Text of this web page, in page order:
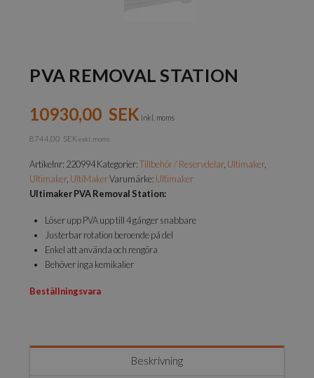
PVA REMOVAL STATION
10930,00 SEK inkl. moms
8744,00 SEK exkl. moms
Artikelnr: 220994Kategorier:Tillbehör / Reservdelar, Ultimaker,
Ultimaker, UltiMakerVarumärke: Ultimaker
Ultimaker PVA Removal Station:
Löser upp PVA upp till 4 gånger snabbare
Justerbar rotation beroende på del
Enkel att använda och rengöra
Behöver inga kemikalier
Beställningsvara
Beskrivning